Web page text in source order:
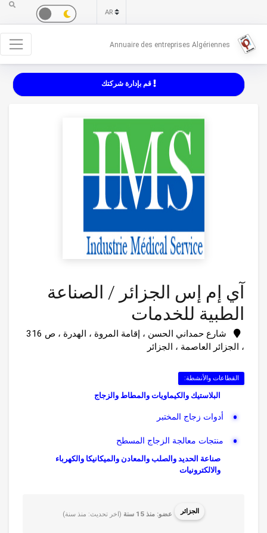
Annuaire des entreprises Algériennes
قم بإدارة شركتك
آي إم إس الجزائر / الصناعة
الطبية للخدمات
شارع حمداني الحسن ، إقامة المروة ، الهدرة ، ص 316
، الجزائر العاصمة ، الجزائر
القطاعات والأنشطة:
البلاستيك والكيماويات والمطاط والزجاج
أدوات زجاج المختبر
منتجات معالجة الزجاج المسطح
صناعة الحديد والصلب والمعادن والميكانيكا والكهرباء
والالكترونيات
المعدات والأدوات الطبية والمخبرية
الجزائر عضو: منذ 15 سنة (اخر تحديث: منذ سنة)